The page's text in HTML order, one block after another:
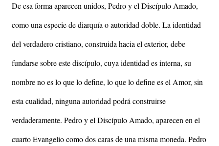
De esa forma aparecen unidos, Pedro y el Discípulo Amado,
como una especie de diarquía o autoridad doble. La identidad
del verdadero cristiano, construida hacia el exterior, debe
fundarse sobre este discípulo, cuya identidad es interna, su
nombre no es lo que lo define, lo que lo define es el Amor, sin
esta cualidad, ninguna autoridad podrá construirse
verdaderamente. Pedro y el Discípulo Amado, aparecen en el
cuarto Evangelio como dos caras de una misma moneda. Pedro